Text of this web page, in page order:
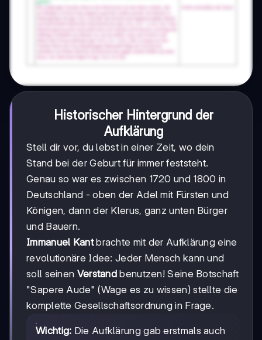
Historischer Hintergrund der
Aufklärung
Stell dir vor, du lebst in einer Zeit, wo dein
Stand bei der Geburt für immer feststeht.
Genau so war es zwischen 1720 und 1800 in
Deutschland - oben der Adel mit Fürsten und
Königen, dann der Klerus, ganz unten Bürger
und Bauern.
Immanuel Kantbrachte mit der Aufklärung eine
revolutionäre Idee: Jeder Mensch kann und
soll seinen Verstand benutzen! Seine Botschaft
"Sapere Aude" (Wage es zu wissen) stellte die
komplette Gesellschaftsordnung in Frage.
Wichtig: Die Aufklärung gab erstmals auch